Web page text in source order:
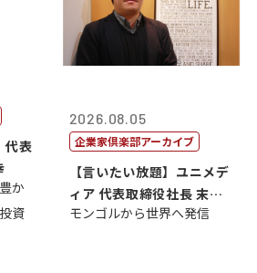
代表
か
資
2026.08.05
企業家倶楽部アーカイブ
【言いたい放題】ユニメデ
ィア 代表取締役社長 末田
真
モンゴルから世界へ発信